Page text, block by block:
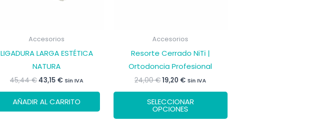
Accesorios
LIGADURA LARGA ESTÉTICA
NATURA
45,44€El
era:
45,44 €.
43,15 € El
es:
43,15 €.
Sin IVA
AÑADIR AL CARRITO
Accesorios
Resorte Cerrado NiTi |
Ortodoncia Profesional
24,00€El
era:
24,00 €.
19,20 € El
es:
19,20 €.
Sin IVA
SELECCIONAR
OPCIONES
Este
tiene